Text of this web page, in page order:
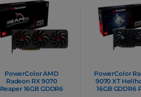
PowerColor AMD
Radeon RX 9070
Reaper 16GB GDDR6
PowerColor
9070 XT
16GB GDDR6